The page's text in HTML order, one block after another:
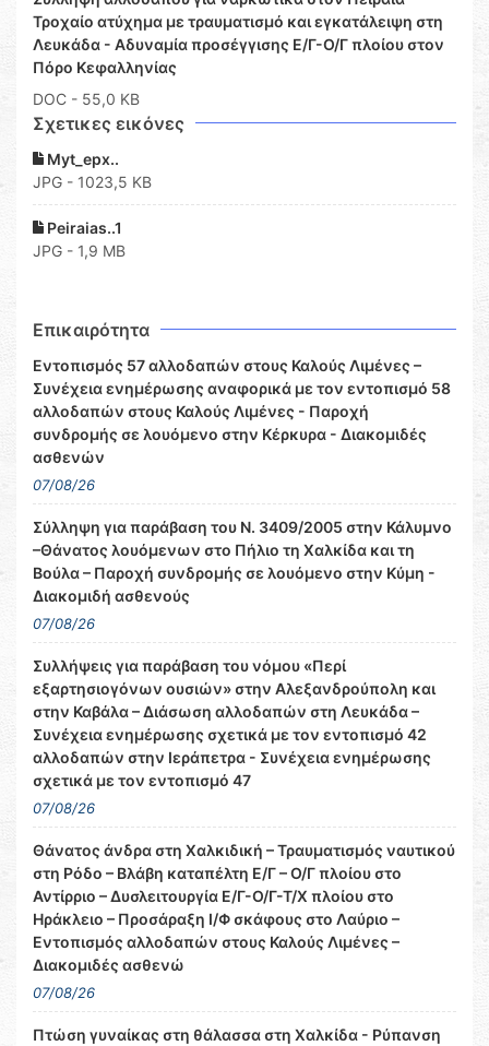
Τροχαίο ατύχημα με τραυματισμό και εγκατάλειψη στη
Λευκάδα - Αδυναμία προσέγγισης Ε/Γ-Ο/Γ πλοίου στον
Πόρο Κεφαλληνίας
DOC - 55,0 KB
Σχετικες εικόνες
Myt_epx..
JPG - 1023,5 KB
Peiraias..1
JPG - 1,9 MB
Επικαιρότητα
Εντοπισμός 57 αλλοδαπών στους Καλούς Λιμένες –
Συνέχεια ενημέρωσης αναφορικά με τον εντοπισμό 58
αλλοδαπών στους Καλούς Λιμένες - Παροχή
συνδρομής σε λουόμενο στην Κέρκυρα - Διακομιδές
ασθενών
07/08/26
Σύλληψη για παράβαση του Ν. 3409/2005 στην Κάλυμνο
–Θάνατος λουόμενων στο Πήλιο τη Χαλκίδα και τη
Βούλα – Παροχή συνδρομής σε λουόμενο στην Κύμη -
Διακομιδή ασθενούς
07/08/26
Συλλήψεις για παράβαση του νόμου «Περί
εξαρτησιογόνων ουσιών» στην Αλεξανδρούπολη και
στην Καβάλα – Διάσωση αλλοδαπών στη Λευκάδα –
Συνέχεια ενημέρωσης σχετικά με τον εντοπισμό 42
αλλοδαπών στην Ιεράπετρα - Συνέχεια ενημέρωσης
σχετικά με τον εντοπισμό 47
07/08/26
Θάνατος άνδρα στη Χαλκιδική – Τραυματισμός ναυτικού
στη Ρόδο – Βλάβη καταπέλτη Ε/Γ – Ο/Γ πλοίου στο
Αντίρριο – Δυσλειτουργία Ε/Γ-Ο/Γ-Τ/Χ πλοίου στο
Ηράκλειο – Προσάραξη Ι/Φ σκάφους στο Λαύριο –
Εντοπισμός αλλοδαπών στους Καλούς Λιμένες –
Διακομιδές ασθενώ
07/08/26
Πτώση γυναίκας στη θάλασσα στη Χαλκίδα - Ρύπανση